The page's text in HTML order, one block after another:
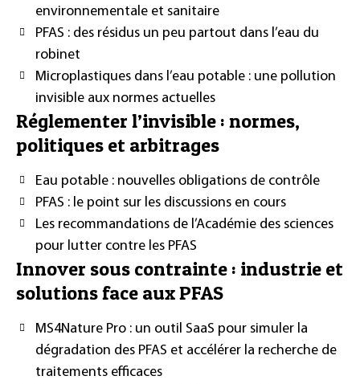
environnementale et sanitaire
PFAS : des résidus un peu partout dans l’eau du
robinet
Microplastiques dans l’eau potable : une pollution
invisible aux normes actuelles
Réglementer l’invisible : normes,
politiques et arbitrages
Eau potable : nouvelles obligations de contrôle
PFAS : le point sur les discussions en cours
Les recommandations de l’Académie des sciences
pour lutter contre les PFAS
Innover sous contrainte : industrie et
solutions face aux PFAS
MS4Nature Pro : un outil SaaS pour simuler la
dégradation des PFAS et accélérer la recherche de
traitements efficaces